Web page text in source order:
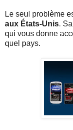
Le seul problème
aux États-Unis.
qui vous donne
quel pays.